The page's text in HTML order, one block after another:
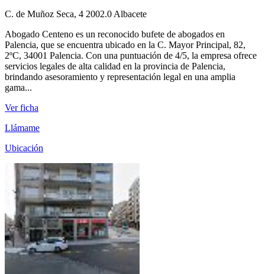
C. de Muñoz Seca, 4 2002.0 Albacete
Abogado Centeno es un reconocido bufete de abogados en
Palencia, que se encuentra ubicado en la C. Mayor Principal, 82,
2ºC, 34001 Palencia. Con una puntuación de 4/5, la empresa ofrece
servicios legales de alta calidad en la provincia de Palencia,
brindando asesoramiento y representación legal en una amplia
gama...
Ver ficha
Llámame
Ubicación